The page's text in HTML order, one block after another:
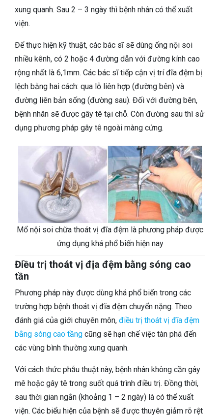
xung quanh. Sau 2 – 3 ngày thì bệnh nhân có thể xuất
viện.
Để thực hiện kỹ thuật, các bác sĩ sẽ dùng ống nội soi
nhiều kênh, có 2 hoặc 4 đường dẫn với đường kính cao
rộng nhất là 6,1mm. Các bác sĩ tiếp cận vị trí đĩa đệm bị
lệch bằng hai cách: qua lỗ liên hợp (đường bên) và
đường liên bản sống (đường sau). Đối với đường bên,
bệnh nhân sẽ được gây tê tại chỗ. Còn đường sau thì sử
dụng phương pháp gây tê ngoài màng cứng.
Mổ nội soi chữa thoát vị đĩa đệm là phương pháp được
ứng dụng khá phổ biến hiện nay
Điều trị thoát vị địa đệm bằng sóng cao
tần
Phương pháp này được dùng khá phổ biến trong các
trường hợp bệnh thoát vị đĩa đệm chuyển nặng. Theo
đánh giá của giới chuyên môn, điều trị thoát vị đĩa đệm
bằng sóng cao tầng cũng sẽ hạn chế việc tàn phá đến
các vùng bình thường xung quanh.
Với cách thức phẫu thuật này, bệnh nhân không cần gây
mê hoặc gây tê trong suốt quá trình điều trị. Đồng thời,
sau thời gian ngắn (khoảng 1 – 2 ngày) là có thể xuất
viện. Các biểu hiện của bệnh sẽ được thuyên giảm rõ rệt